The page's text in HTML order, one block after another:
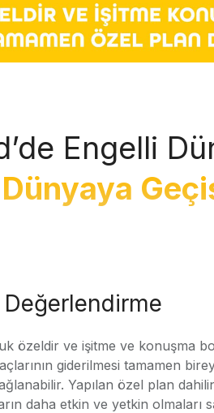
Engelli
özeldir ve işitme ve konuşma
giderilmesi tamamen
Yapılan özel plan
daha etkin ve yetkin olmaları